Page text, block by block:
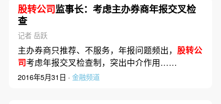
股转公司监事长：考虑主办券商年报交叉检
查
记者 岳跃
主办券商只推荐、不服务，年报问题频出， 股转公
司考虑年报交叉检查制，突出中介作用……
2016年5月31日 · 金融频道